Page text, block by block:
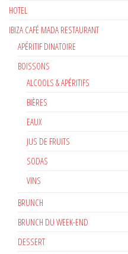
HOTEL
IBIZA CAFÉ MADA RESTAURANT
APÉRITIF DINATOIRE
BOISSONS
ALCOOLS & APÉRITIFS
BIÈRES
EAUX
JUS DE FRUITS
SODAS
VINS
BRUNCH
BRUNCH DU WEEK-END
DESSERT